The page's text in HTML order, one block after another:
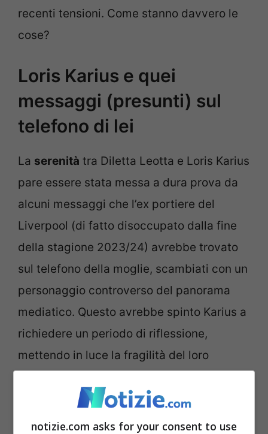
recenti tensioni. Come stanno davvero le
cose?
Loris Karius e quei
messaggi (presunti) sul
telefono di lei
La serenità tra Diletta Leotta e Loris Karius
pare essere stata messa a dura prova da
alcuni messaggi che l’ex portiere del
Liverpool (di fatto disoccupato dalla fine
della stagione 2023/24) avrebbe trovato
sul telefono della moglie, scambiati con un
personaggio controverso del panorama
mediatico. Questo avrebbe spinto Karius a
richiedere un periodo di riflessione,
mettendo in luce la fragilità del loro
tempo da altri esperti di gossip – in tal
senso non manca mai Fabrizio Corona di
notizie.com asks for your consent to use